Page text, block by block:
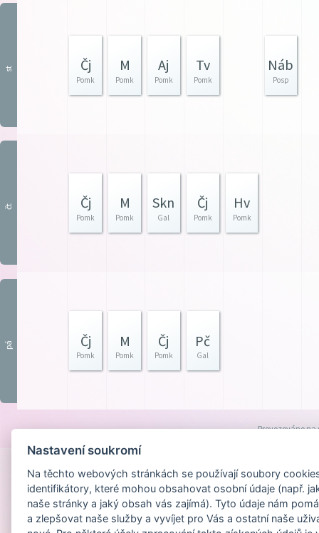
st Čj
Pomk
M
Pomk
Aj
Pomk
Tv
Pomk
Náb
Posp
čt Čj
Pomk
M
Pomk
Skn
Gal
Čj
Pomk
Hv
Pomk
pá Čj
Pomk
M
Pomk
Čj
Pomk
Pč
Gal
Provozováno na
Nastavení soukromí
Na těchto webových stránkách se používají soubory
identifikátory, které mohou obsahovat osobní údaje (např.
naše stránky a jaký obsah vás zajímá). Tyto údaje nám
a zlepšovat naše služby a vyvíjet pro Vás a ostatní naše